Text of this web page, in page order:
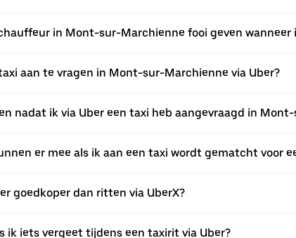
in Mont-sur-Marchienne fooi geven wanneer
aan te vragen in Mont-sur-Marchienne via Uber?
nadat ik via Uber een taxi heb aangevraagd in
er mee als ik aan een taxi wordt gematcht voor
goedkoper dan ritten via UberX?
ik iets vergeet tijdens een taxirit via Uber?